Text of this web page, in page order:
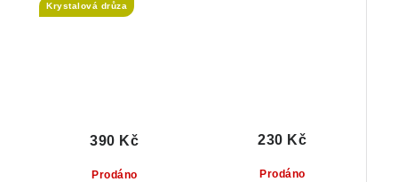
Krystalová drůza
Prodáno
390 Kč
Prodáno
230 Kč